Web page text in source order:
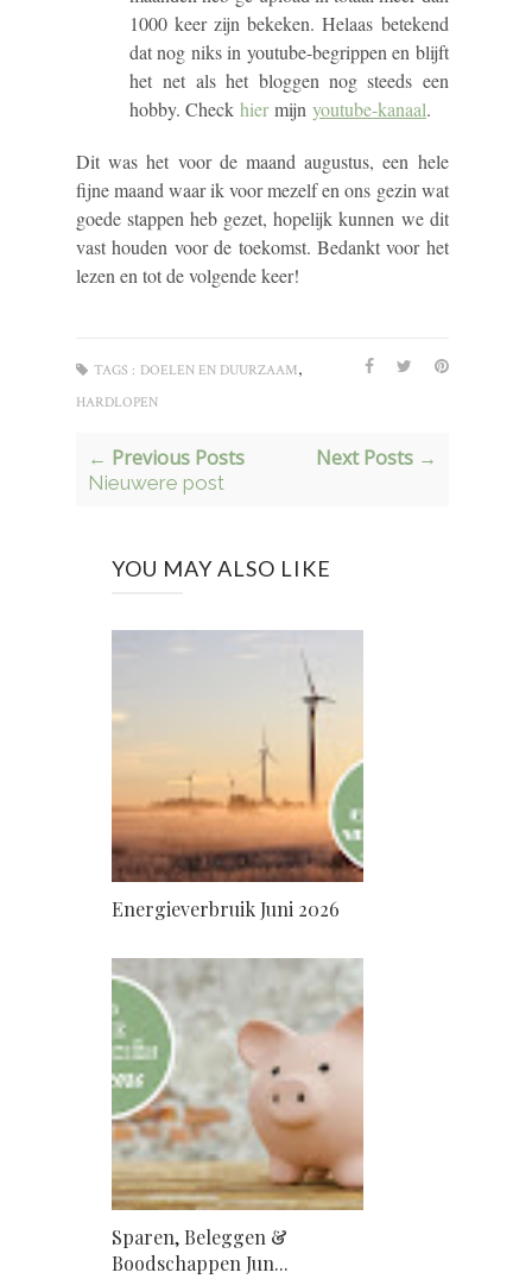
1000 keer zijn bekeken. Helaas betekend
dat nog niks in youtube-begrippen en blijft
het net als het bloggen nog steeds een
hobby. Check hiermijn youtube-kanaal.
Dit was het voor de maand augustus, een hele
fijne maand waar ik voor mezelf en ons gezin wat
goede stappen heb gezet, hopelijk kunnen we dit
vast houden voor de toekomst. Bedankt voor het
lezen en tot de volgende keer!
TAGS : DOELEN EN DUURZAAM,
HARDLOPEN
← Previous Posts
Nieuwere post
Next Posts →
YOU MAY ALSO LIKE
Energieverbruik Juni 2026
Sparen, Beleggen &
Boodschappen Jun...